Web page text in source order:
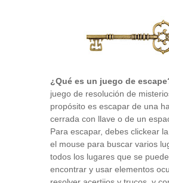
¿Qué es un juego de
juego de resolución de
propósito es escapar de una
cerrada con llave o de un
Para escapar, debes clickear
el mouse para buscar varios
todos los lugares que se
encontrar y usar elementos